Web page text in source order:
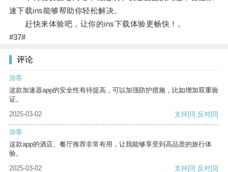
速下载ins能够帮助你轻松解决。
赶快来体验吧，让你的ins下载体验更畅快！。
#37#
评论
游客
这款加速器app的安全性有待提高，可以加强防护措施，比如增加双重验
证。
2025-03-02
支持[0] 反对[0]
游客
这款app的酒店、餐厅推荐非常有用，让我能够享受到高品质的旅行体
验。
2025-03-02
支持[0] 反对[0]